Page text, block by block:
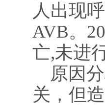
人出现
AVB。
亡,未进
原因
关，但